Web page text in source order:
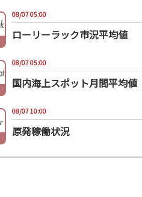
08/07 05:00
ローリーラック市況平均値
08/07 05:00
国内海上スポット月間平均値
08/07 10:00
原発稼働状況